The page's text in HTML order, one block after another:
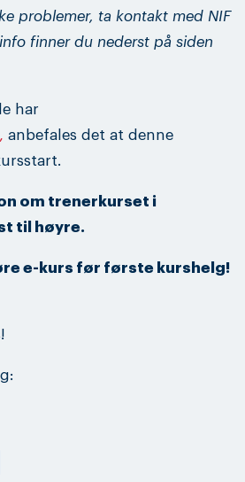
problemer, ta kontakt med NIF
finner du nederst på siden
har
anbefales det at denne
om trenerkurset i
til høyre.
e-kurs før første kurshelg!